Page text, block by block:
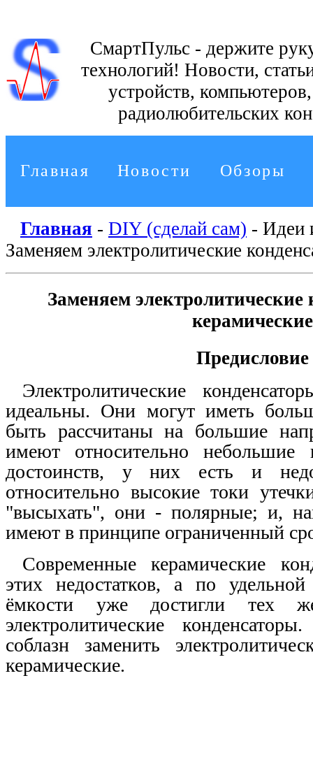
СмартПульс - держите
технологий! Новости,
устройств,
радиолюбительских
Главная Новости Обзоры
Главная - DIY (сделай сам) - Идеи
Заменяем электролитические
Заменяем электролитические
керамические
Предисловие
Электролитические
идеальны. Они могут иметь
быть рассчитаны на большие
имеют относительно
достоинств, у них есть и
относительно высокие токи
"высыхать", они - полярные; и,
имеют в принципе ограниченный
Современные керамические
этих недостатков, а по
ёмкости уже достигли тех
электролитические
соблазн заменить
керамические.